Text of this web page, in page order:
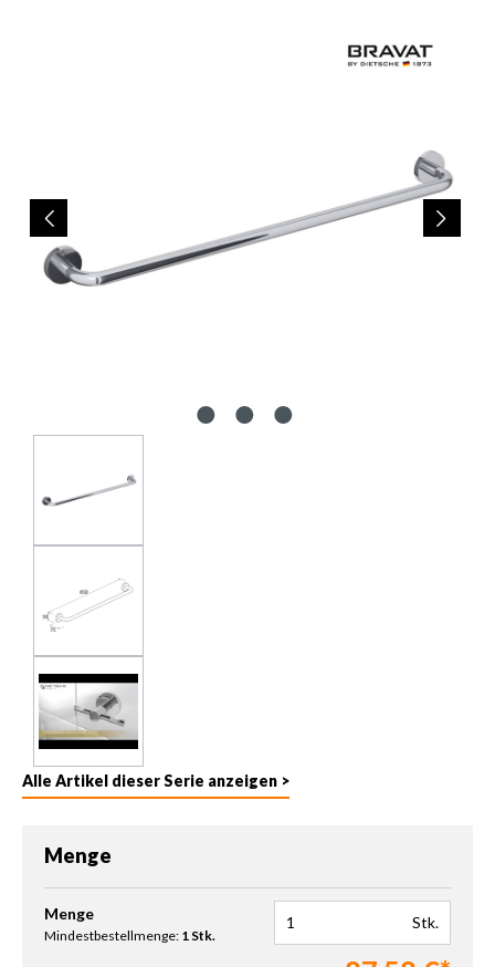
Alle Artikel dieser Serie anzeigen >
Menge
Produkt Anzahl: Gib den gewünschten Wert ein oder benutze
Menge
Mindestbestellmenge: 1 Stk.
Stk.